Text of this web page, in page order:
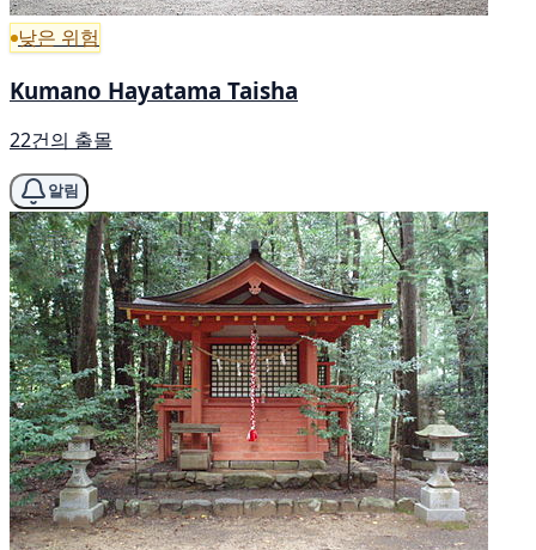
낮은 위험
Kumano Hayatama Taisha
22건의 출몰
알림